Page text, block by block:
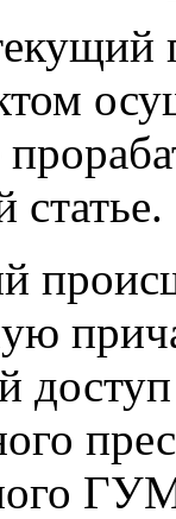
статье.